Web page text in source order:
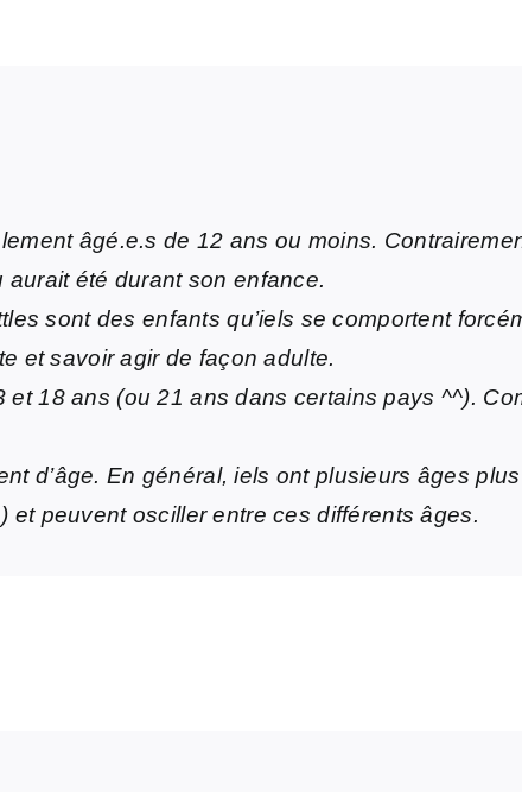
âgé.e.s de 12 ans ou moins.
aurait été durant son enfance.
sont des enfants qu’iels se comportent
et savoir agir de façon adulte.
18 ans (ou 21 ans dans certains pays ^^).
d’âge. En général, iels ont plusieurs âges
et peuvent osciller entre ces différents âges.